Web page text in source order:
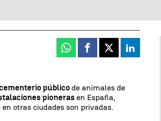
Whatsapp
Facebook
X Linkedin
públicode animales de
pionerasen España,
otras ciudades son privadas.